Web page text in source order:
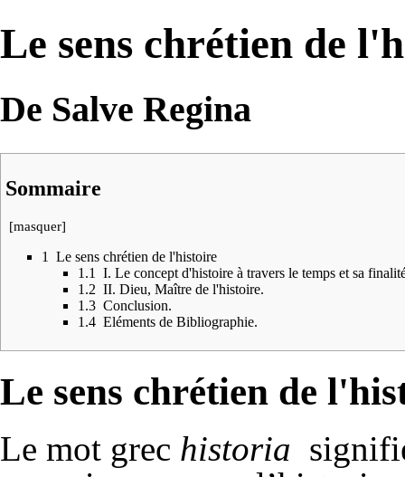
Le sens chrétien de
De Salve Regina
Sommaire
[masquer]
1 Le sens chrétien de l'histoire
1.1 I. Le concept d'histoire à travers le temps et sa
1.2 II. Dieu, Maître de l'histoire.
1.3 Conclusion.
1.4 Eléments de Bibliographie.
Le sens chrétien de
Le mot grec historia